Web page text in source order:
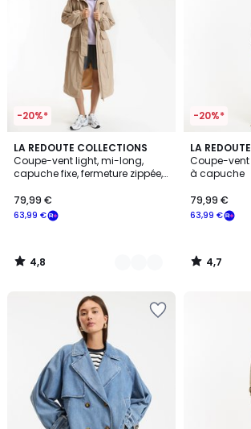
-20%*
LA REDOUTE COLLECTIONS
Coupe-vent light, mi-long,
capuche fixe, fermeture zippée,
63,99 €
79,99 €
4,8
/ 5
2
Couleurs
4,8
/
-20%*
LA
Coupe-vent
à capuche
63,99 €
79,99 €
4,7
/ 5
2
Couleurs
4,7
/